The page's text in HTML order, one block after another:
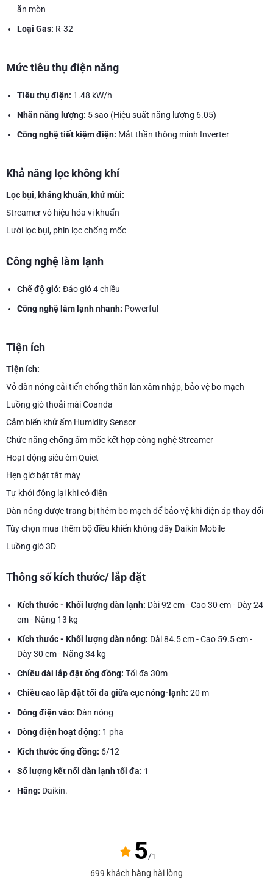
ăn mòn
Loại Gas: R-32
Mức tiêu thụ điện năng
Tiêu thụ điện: 1.48 kW/h
Nhãn năng lượng: 5 sao (Hiệu suất năng lượng 6.05)
Công nghệ tiết kiệm điện: Mắt thần thông minh Inverter
Khả năng lọc không khí
Lọc bụi, kháng khuẩn, khử mùi:
Streamer vô hiệu hóa vi khuẩn
Lưới lọc bụi, phin lọc chống mốc
Công nghệ làm lạnh
Chế độ gió: Đảo gió 4 chiều
Công nghệ làm lạnh nhanh: Powerful
Tiện ích
Tiện ích:
Vỏ dàn nóng cải tiến chống thằn lằn xâm nhập, bảo vệ bo mạch
Luồng gió thoải mái Coanda
Cảm biến khử ẩm Humidity Sensor
Chức năng chống ẩm mốc kết hợp công nghệ Streamer
Hoạt động siêu êm Quiet
Hẹn giờ bật tắt máy
Tự khởi động lại khi có điện
Dàn nóng được trang bị thêm bo mạch để bảo vệ khi điện áp thay đổi
Tùy chọn mua thêm bộ điều khiển không dây Daikin Mobile
Luồng gió 3D
Thông số kích thước/ lắp đặt
Kích thước - Khối lượng dàn lạnh: Dài 92 cm - Cao 30 cm - Dày 24
cm - Nặng 13 kg
Kích thước - Khối lượng dàn nóng: Dài 84.5 cm - Cao 59.5 cm -
Dày 30 cm - Nặng 34 kg
Chiều dài lắp đặt ống đồng: Tối đa 30m
Chiều cao lắp đặt tối đa giữa cục nóng-lạnh: 20 m
Dòng điện vào: Dàn nóng
Dòng điện hoạt động: 1 pha
Kích thước ống đồng: 6/12
Số lượng kết nối dàn lạnh tối đa: 1
Hãng: Daikin.
5/1
699 khách hàng hài lòng